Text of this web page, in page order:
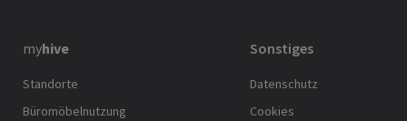
myhive
Standorte
Büromöbelnutzung
Sonstiges
Datenschutz
Cookies